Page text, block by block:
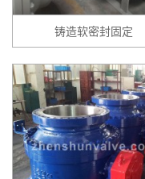
铸造软密封固定